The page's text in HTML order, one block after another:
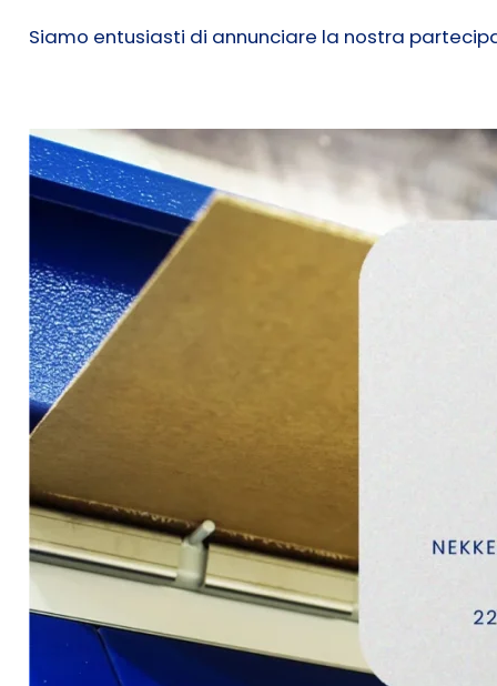
Siamo entusiasti di annunciare la nostra